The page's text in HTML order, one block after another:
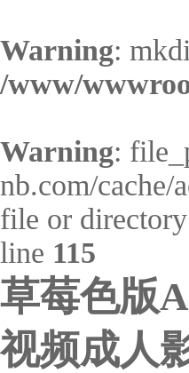
Warning:
/www/
Warning:
nb.com/cache/
file or
line 115
草莓色版
视频成人